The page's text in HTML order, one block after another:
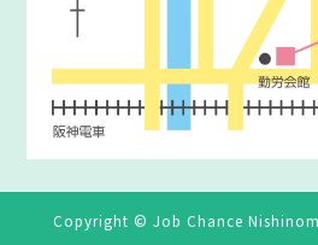
Copyright © Job Chance